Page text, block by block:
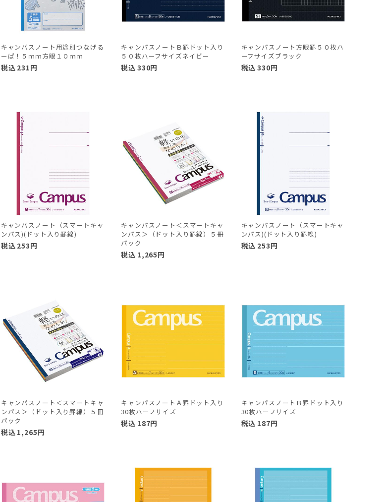
キャンパスノート用途別つなげる
ーぱ！５ｍｍ方眼１０ｍｍ
税込 231円
キャンパスノートＢ罫ドット入り
５０枚ハーフサイズネイビー
税込 330円
キャンパスノート方眼罫５０枚ハ
ーフサイズブラック
税込 330円
キャンパスノート（スマートキャ
ンパス)(ドット入り罫線)
税込 253円
キャンパスノート＜スマートキャ
ンパス＞（ドット入り罫線）５冊
パック
税込 1,265円
キャンパスノート（スマートキャ
ンパス)(ドット入り罫線)
税込 253円
キャンパスノート＜スマートキャ
ンパス＞（ドット入り罫線）５冊
パック
税込 1,265円
キャンパスノートＡ罫ドット入り
30枚ハーフサイズ
税込 187円
キャンパスノートＢ罫ドット入り
30枚ハーフサイズ
税込 187円